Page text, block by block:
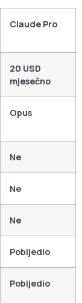
Claude Pro
20 USD
mjesečno
Opus
Ne
Ne
Ne
Pobijedio
Pobijedio